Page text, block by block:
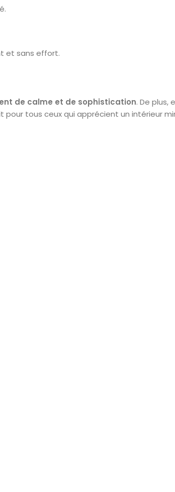
et sans effort.
de calme et de sophistication. De plus,
tous ceux qui apprécient un intérieur